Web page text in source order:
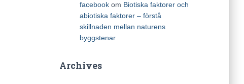
facebookom Biotiska faktorer och
abiotiska faktorer – förstå
skillnaden mellan naturens
byggstenar
Archives